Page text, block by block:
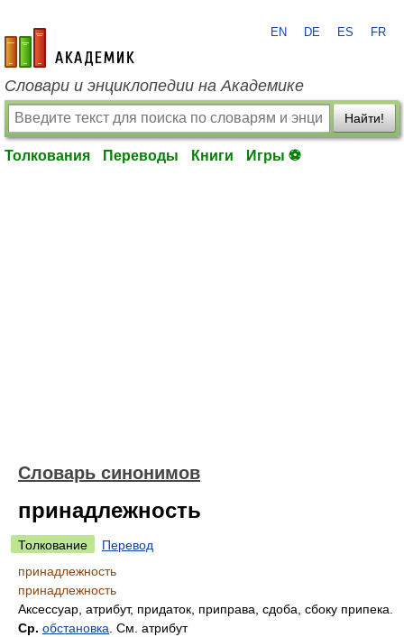
academic.ru
EN DE ES FR
Словари и энциклопедии на Академике
Найти!
Толкования Переводы Книги Игры ⚽
Словарь синонимов
принадлежность
Толкование
Перевод
принадлежность
принадлежность
Аксессуар, атрибут, придаток, приправа, сдоба, сбоку припека.
Ср. обстановка . См. атрибут